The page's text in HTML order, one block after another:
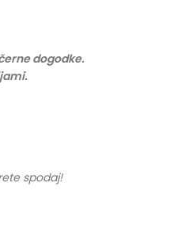
dogodke.
spodaj!